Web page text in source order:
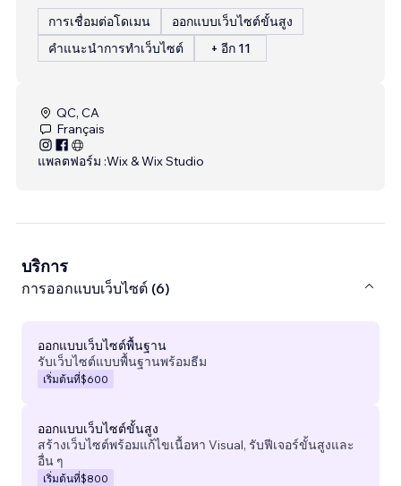
การเชื่อมต่อโดเมน
ออกแบบเว็บไซต์ขั้นสูง
คำแนะนำการทำเว็บไซต์
+ อีก 11
QC, CA
Français
แพลตฟอร์ม :Wix & Wix Studio
บริการ
การออกแบบเว็บไซต์ (6)
ออกแบบเว็บไซต์พื้นฐาน
รับเว็บไซต์แบบพื้นฐานพร้อมธีม
เริ่มต้นที่$600
ออกแบบเว็บไซต์ขั้นสูง
สร้างเว็บไซต์พร้อมแก้ไขเนื้อหา Visual, รับฟีเจอร์ขั้นสูงและ
อื่น ๆ
เริ่มต้นที่$800